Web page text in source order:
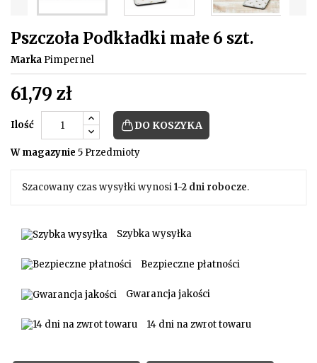
Pszczoła Podkładki małe 6 szt.
Marka Pimpernel
61,79 zł
Ilość DO KOSZYKA
W magazynie 5 Przedmioty
Szacowany czas wysyłki wynosi1-2 dni robocze.
Szybka wysyłka
Bezpieczne płatności
Gwarancja jakości
14 dni na zwrot towaru